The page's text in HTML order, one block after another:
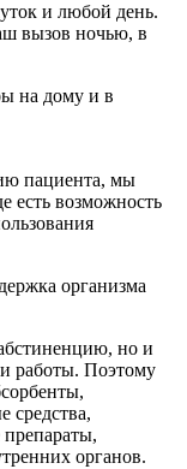
и любой день.
вызов ночью, в
на дому и в
пациента, мы
есть возможность
организма
но и
работы. Поэтому
средства,
органов.